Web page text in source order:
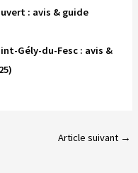
: avis & guide
Gély-du-Fesc : avis &
Article suivant →